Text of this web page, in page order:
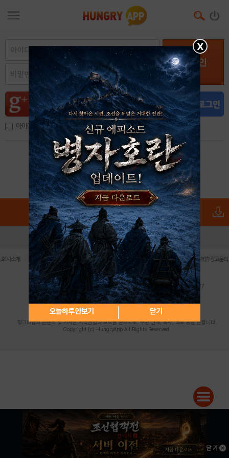
로그인
아이디, 이메일 저장
아이디 / 비밀번호 찾기 회원가입
X
오늘하루 안보기 닫기
로그인 PC버전 전체앱
회사소개 이용약관 | 개인정보 처리방침 | 청소년 보호정책 | 불법촬영물 신고센터 | 제휴광고문의
사업자등록번호:119-86-61101 (주)스마트나우 대표이사:송현두
주소: 서울시 금천구 가산디지털1로 171 연락처:063-284-8635 팩스:02-6265-0377
청소년보호책임자:김동욱desk@hungryapp.co.kr
등록번호:서울아02322 | 등록일자:2016년4월25일
발행인:(주)스마트나우 송현두 | 편집인:김동욱
헝그리앱의 콘텐츠 및 기사는 저작권법의 보호를 받으므로, 무단 전재, 복사, 배포 등을 금합니다.
Copyright (c) HungryApp All Rights Reserved.